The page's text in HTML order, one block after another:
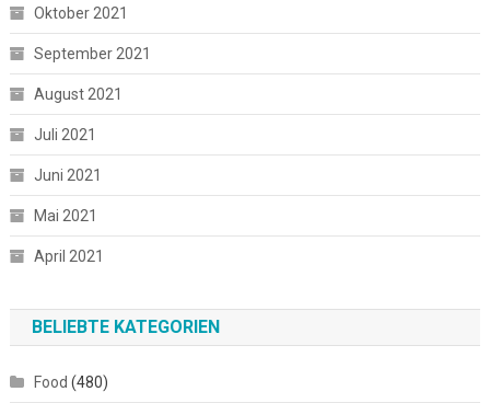
Oktober 2021
September 2021
August 2021
Juli 2021
Juni 2021
Mai 2021
April 2021
BELIEBTE KATEGORIEN
Food (480)